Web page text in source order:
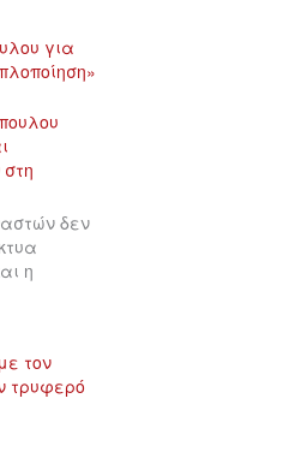
για
δεν
η
τον
τρυφερό